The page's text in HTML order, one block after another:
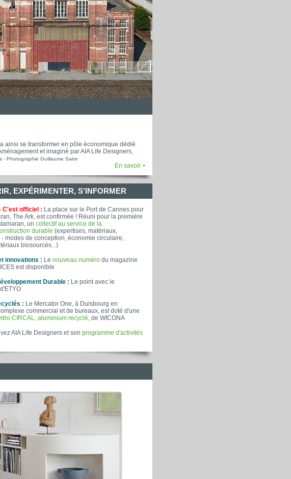
ainsi se transformer en pôle économique dédié
et imaginé par AIA Life Designers,
- Photographie Guillaume Satre
En savoir +
EXPÉRIMENTER, S'INFORMER
C'est officiel : La place sur le Port de Cannes pour
The Ark, est confirmée ! Réuni pour la première
un collectif au service de la
durable (expertises, matériaux,
modes de conception, économie circulaire,
biosourcés...)
innovations : Le nouveau numéro du magazine
est disponible
Durable : Le point avec le
d'ETYO
: Le Mercator One, à Duisbourg en
commercial et de bureaux, est doté d'une
CIRCAL, aluminium recyclé, de WICONA
AIA Life Designers et son programme d'activités